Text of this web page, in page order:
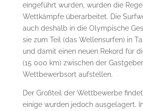
eingeführt wurden, wurden die
Wettkämpfe überarbeitet. Die
auch deshalb in die Olympische
sie zum Teil (das Wellensurfen) in
und damit einen neuen Rekord für
(15 000 km) zwischen der
Wettbewerbsort aufstellen.
Der Großteil der Wettbewerbe
einige wurden jedoch ausgelagert.